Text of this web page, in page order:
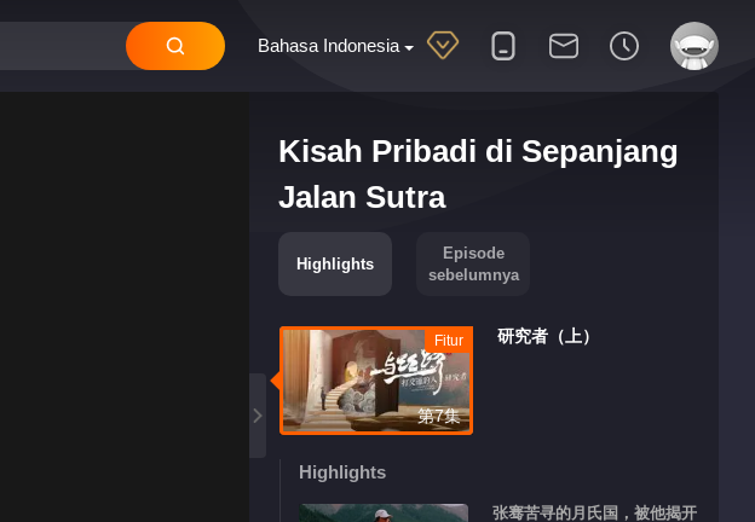
Bahasa Indonesia
Kisah Pribadi di Sepanjang
Jalan Sutra
Highlights
Episode
sebelumnya
第7集
Fitur 研究者（上）
Highlights
张骞苦寻的月氏国，被他揭开